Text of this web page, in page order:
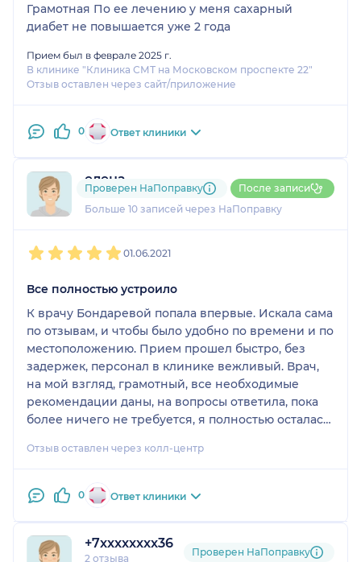
Грамотная По ее лечению у меня сахарный
диабет не повышается уже 2 года
Прием был в феврале 2025 г.
В клинике "Клиника СМТ на Московском проспекте 22"
Отзыв оставлен через сайт/приложение
0 Ответ клиники
елена
4 отзыва
Больше 10 записей через НаПоправку
Проверен НаПоправку После записи
01.06.2021
Все полностью устроило
К врачу Бондаревой попала впервые. Искала сама
по отзывам, и чтобы было удобно по времени и по
местоположению. Прием прошел быстро, без
задержек, персонал в клинике вежливый. Врач,
на мой взгляд, грамотный, все необходимые
рекомендации даны, на вопросы ответила, пока
более ничего не требуется, я полностью осталась
Отзыв оставлен через колл-центр
0 Ответ клиники
+7xxxxxxxx36
2 отзыва
Проверен НаПоправку